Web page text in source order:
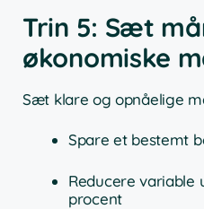
Trin 5: Sæt
økonomiske
Sæt klare og opnåelige
Spare et bestemt
Reducere variable
procent